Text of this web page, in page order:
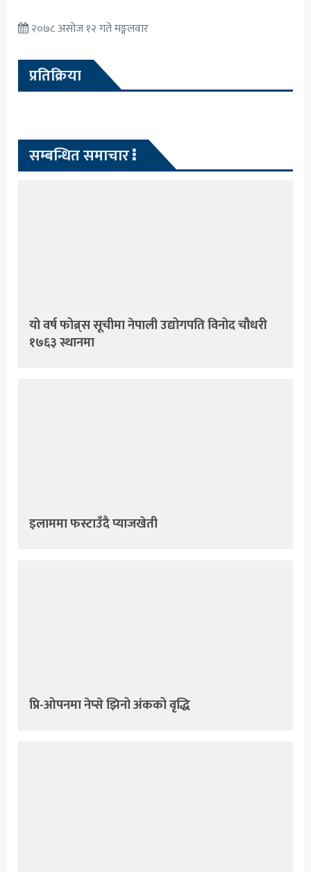
२०७८ असोज १२ गते मङ्गलवार
प्रतिक्रिया
सम्बन्धित समाचार
यो वर्ष फोब्र्स सूचीमा नेपाली उद्योगपति विनोद चौधरी
१७६३ स्थानमा
इलाममा फस्टाउँदै प्याजखेती
प्रि-ओपनमा नेप्से झिनो अंकको वृद्धि